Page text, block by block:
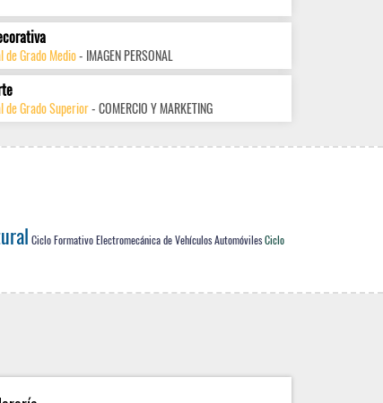
de Grado Medio- IMAGEN PERSONAL
de Grado Superior- COMERCIO Y MARKETING
Ciclo Formativo Electromecánica de Vehículos Automóviles Ciclo